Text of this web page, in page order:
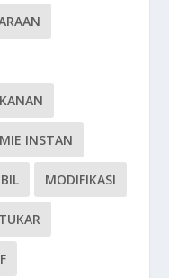
MIE INSTAN
MODIFIKASI